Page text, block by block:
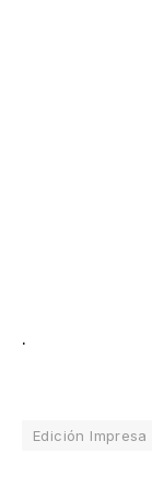
.
Edición Impresa